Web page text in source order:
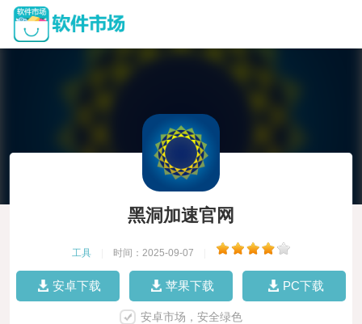
黑洞加速官网
工具 时间：2025-09-07
安卓下载 苹果下载 PC下载
安卓市场，安全绿色